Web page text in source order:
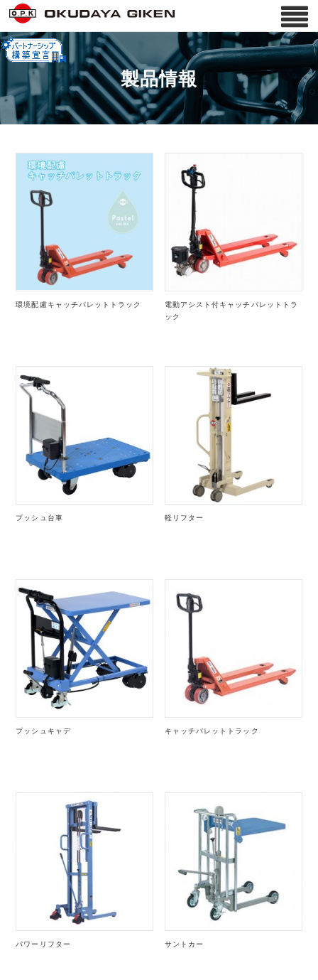
製品情報
環境配慮キャッチパレットトラック
電動アシスト付キャッチパレットトラ
ック
プッシュ台車 軽リフター
プッシュキャデ キャッチパレットトラック
パワーリフター サントカー